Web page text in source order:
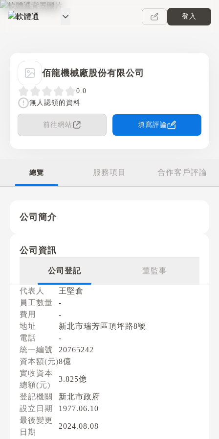
軟體通
登入
佰龍機械廠股份有限公司
0.0
無人認領的資料
前往網站 填寫評論
總覽 服務項目 合作客戶評論
公司簡介
公司資訊
公司登記 董監事
代表人
王堅倉
員工數量
-
費用
-
地址
新北市瑞芳區頂坪路8號
電話
-
統一編號
20765242
資本額(元)8億
實收資本
總額(元)
3.825億
登記機關
新北市政府
設立日期
1977.06.10
最後變更
日期
2024.08.08